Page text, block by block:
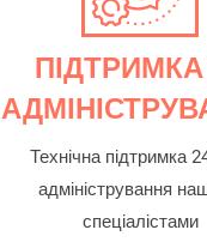
Технічна підтримка
адміністрування
спеціалістами